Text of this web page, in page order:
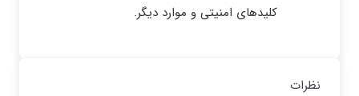
کلیدهای امنیتی و موارد دیگر.
نظرات